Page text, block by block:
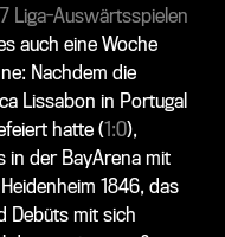
Liga-Auswärtsspielen
auch eine Woche
Nachdem die
Lissabon in Portugal
hatte (1:0),
in der BayArena mit
1846, das
Debüts mit sich